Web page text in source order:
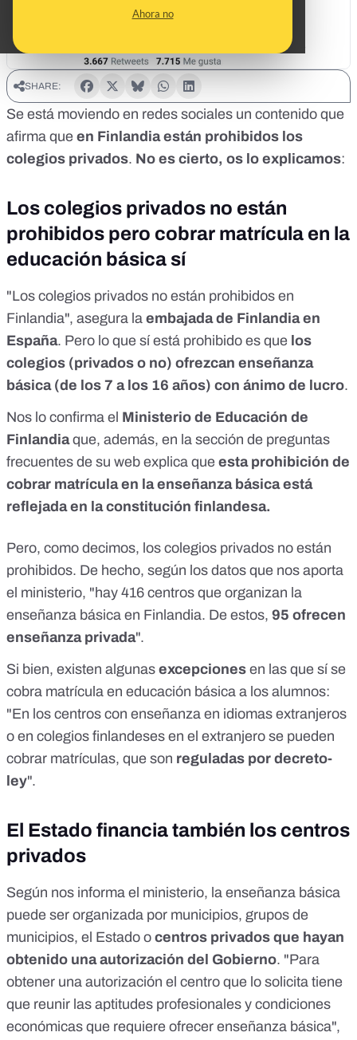
Ahora no
SHARE:
Se está moviendo en redes sociales un contenido que
afirma que en Finlandia están prohibidos los
colegios privados. No es cierto, os lo explicamos:
Los colegios privados no están
prohibidos pero cobrar matrícula en la
educación básica sí
"Los colegios privados no están prohibidos en
Finlandia", asegura la embajada de Finlandia en
España. Pero lo que sí está prohibido es que los
colegios (privados o no) ofrezcan enseñanza
básica (de los 7 a los 16 años) con ánimo de lucro.
Nos lo confirma el Ministerio de Educación de
Finlandiaque, además, en la sección de preguntas
frecuentes de su web explica que esta prohibición de
cobrar matrícula en la enseñanza básica está
reflejada en la constitución finlandesa.
Pero, como decimos, los colegios privados no están
prohibidos. De hecho, según los datos que nos aporta
el ministerio, "hay 416 centros que organizan la
enseñanza básica en Finlandia. De estos, 95 ofrecen
enseñanza privada".
Si bien, existen algunas excepciones en las que sí se
cobra matrícula en educación básica a los alumnos:
"En los centros con enseñanza en idiomas extranjeros
o en colegios finlandeses en el extranjero se pueden
cobrar matrículas, que son reguladas por decreto-
ley".
El Estado financia también los centros
privados
Según nos informa el ministerio, la enseñanza básica
puede ser organizada por municipios, grupos de
municipios, el Estado o centros privados que hayan
obtenido una autorización del Gobierno. "Para
obtener una autorización el centro que lo solicita tiene
que reunir las aptitudes profesionales y condiciones
económicas que requiere ofrecer enseñanza básica",